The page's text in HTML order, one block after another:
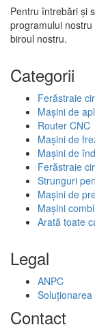
Pentru întrebări și
programului
biroul nostru.
Categorii
Ferăstraie
Mașini de
Router CNC
Mașini de
Mașini de
Ferăstraie
Strunguri
Mașini de
Mașini
Arată toate
Legal
ANPC
Contact